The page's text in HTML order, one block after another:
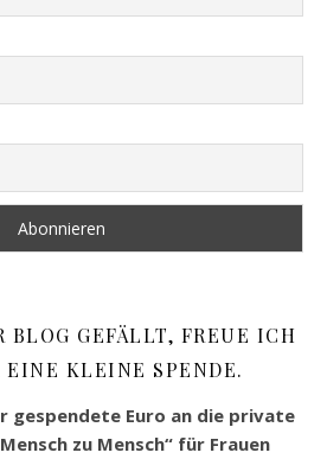
BLOG GEFÄLLT, FREUE ICH
EINE KLEINE SPENDE.
gespendete Euro an die private
zu Mensch“ für Frauen